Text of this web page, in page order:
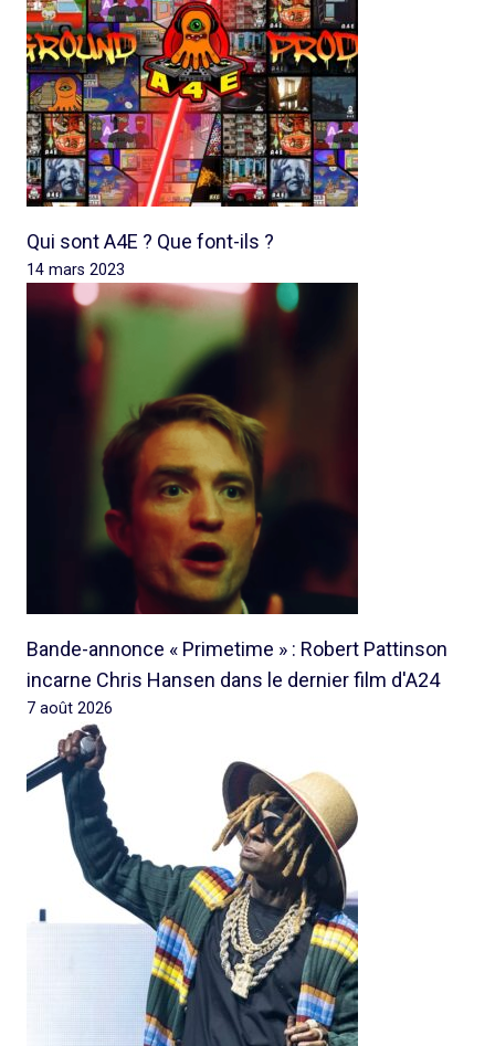
Qui sont A4E ? Que font-ils ?
14 mars 2023
Bande-annonce « Primetime » : Robert Pattinson
incarne Chris Hansen dans le dernier film d'A24
7 août 2026